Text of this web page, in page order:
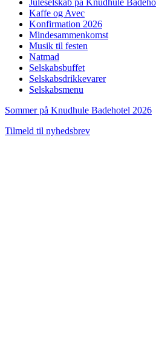
Juleselskab på Knudhule
Kaffe og Avec
Konfirmation 2026
Mindesammenkomst
Musik til festen
Natmad
Selskabsbuffet
Selskabsdrikkevarer
Selskabsmenu
Sommer på Knudhule Badehotel 2026
Tilmeld til nyhedsbrev